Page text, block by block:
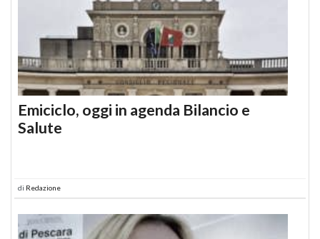
Emiciclo, oggi in agenda Bilancio e
Salute
di Redazione